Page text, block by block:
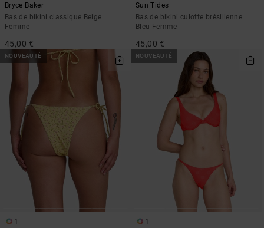
Bryce Baker
Bas de bikini classique Beige
Femme
45,00 €
Sun Tides
Bas de bikini culotte brésilienne
Bleu Femme
45,00 €
NOUVEAUTÉ
1
NOUVEAUTÉ
1